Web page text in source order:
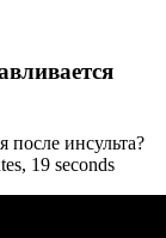
после инсульта?
19 seconds